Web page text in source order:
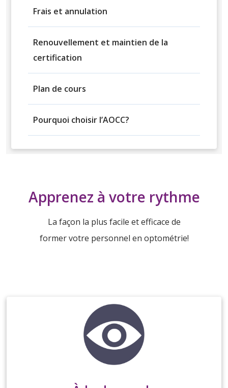
Frais et annulation
Renouvellement et maintien de la
certification
Plan de cours
Pourquoi choisir l’AOCC?
Apprenez à votre rythme
La façon la plus facile et efficace de
former votre personnel en optométrie!